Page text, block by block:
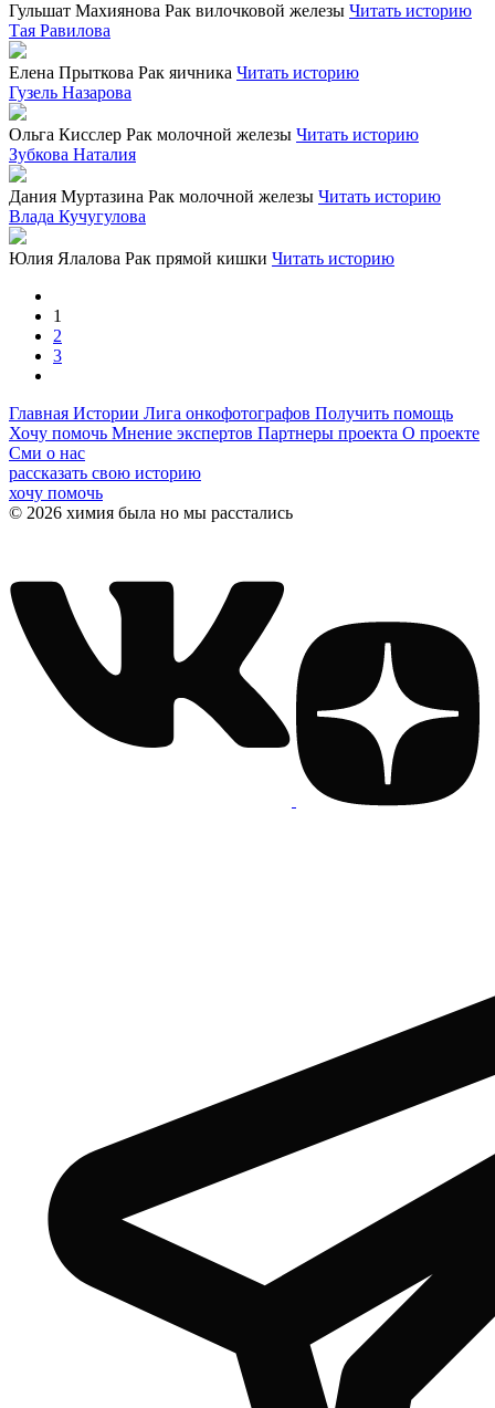
Гульшат Махиянова Рак вилочковой железы Читать историю
Тая Равилова
Елена Прыткова Рак яичника Читать историю
Гузель Назарова
Ольга Кисслер Рак молочной железы Читать историю
Зубкова Наталия
Дания Муртазина Рак молочной железы Читать историю
Влада Кучугулова
Юлия Ялалова Рак прямой кишки Читать историю
1
2
3
Главная Истории Лига онкофотографов Получить помощь
Хочу помочь Мнение экспертов Партнеры проекта О проекте
Сми о нас
рассказать свою историю
хочу помочь
© 2026 химия была но мы расстались